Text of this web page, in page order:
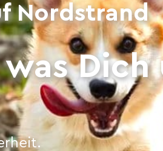
Nordstrand
was Dich